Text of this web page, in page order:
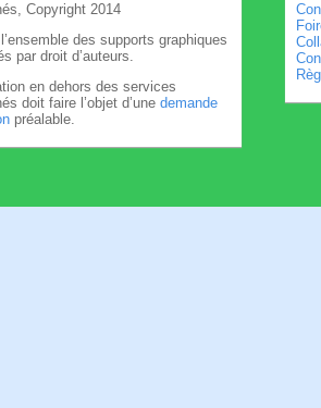
Copyright 2014
des supports graphiques
par droit d’auteurs.
en dehors des services
doit faire l’objet d’une demande
préalable.